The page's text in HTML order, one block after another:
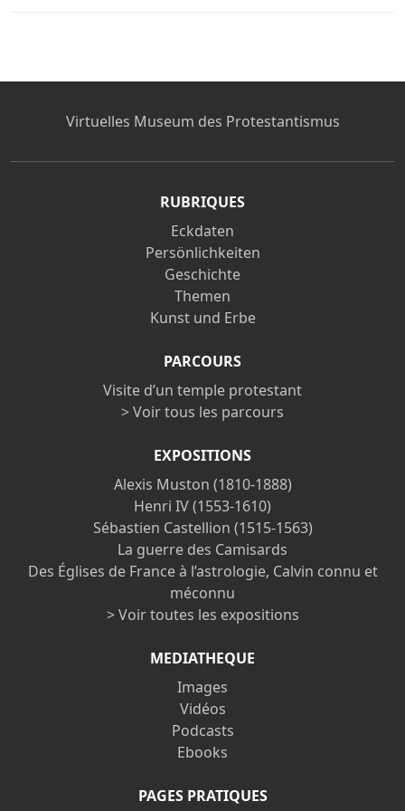
Virtuelles Museum des Protestantismus
RUBRIQUES
Eckdaten
Persönlichkeiten
Geschichte
Themen
Kunst und Erbe
PARCOURS
Visite d’un temple protestant
> Voir tous les parcours
EXPOSITIONS
Alexis Muston (1810-1888)
Henri IV (1553-1610)
Sébastien Castellion (1515-1563)
La guerre des Camisards
Des Églises de France à l’astrologie, Calvin connu et
méconnu
> Voir toutes les expositions
MEDIATHEQUE
Images
Vidéos
Podcasts
Ebooks
PAGES PRATIQUES